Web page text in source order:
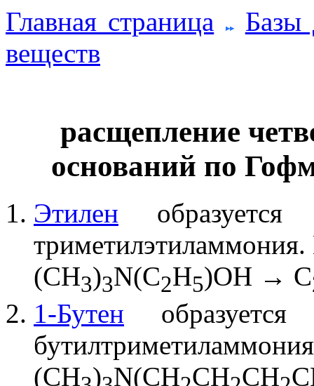
Главная страница
Базы
веществ
расщепление
оснований по
Этилен образуется
(CH3)3N(C2H5)OH → C
1-Бутен
(CH ) N(CH CH CH